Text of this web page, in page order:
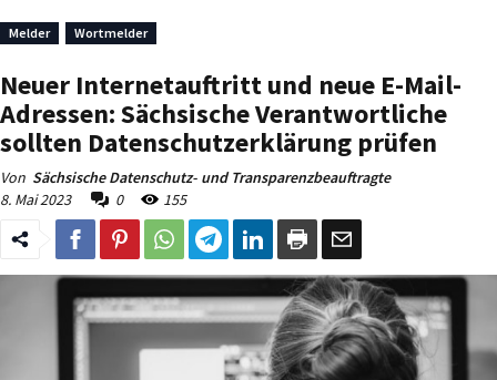
Melder Wortmelder
Neuer Internetauftritt und neue E-Mail-
Adressen: Sächsische Verantwortliche
sollten Datenschutzerklärung prüfen
Von Sächsische Datenschutz- und Transparenzbeauftragte
8. Mai 2023
0 155